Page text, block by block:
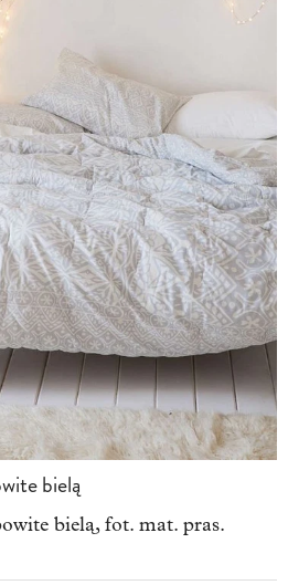
bielą
bielą, fot. mat. pras.